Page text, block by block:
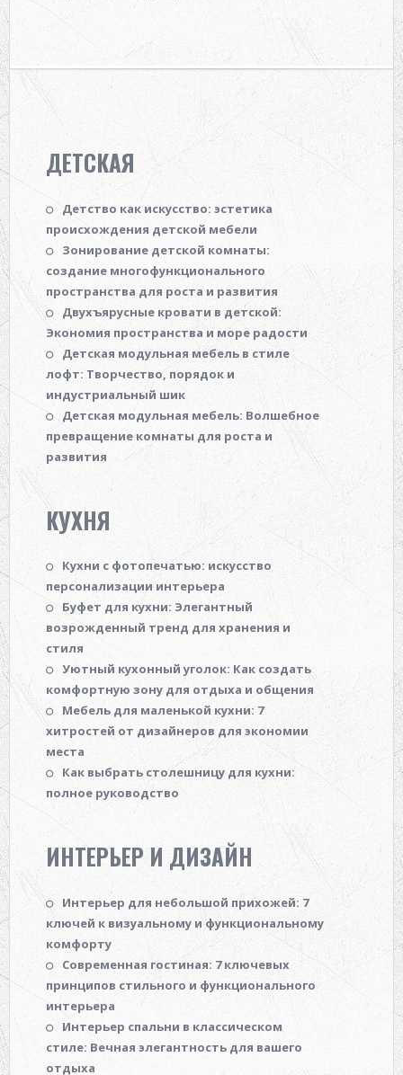
ДЕТСКАЯ
Детство как искусство: эстетика
происхождения детской мебели
Зонирование детской комнаты:
создание многофункционального
пространства для роста и развития
Двухъярусные кровати в детской:
Экономия пространства и море радости
Детская модульная мебель в стиле
лофт: Творчество, порядок и
индустриальный шик
Детская модульная мебель: Волшебное
превращение комнаты для роста и
развития
КУХНЯ
Кухни с фотопечатью: искусство
персонализации интерьера
Буфет для кухни: Элегантный
возрожденный тренд для хранения и
стиля
Уютный кухонный уголок: Как создать
комфортную зону для отдыха и общения
Мебель для маленькой кухни: 7
хитростей от дизайнеров для экономии
места
Как выбрать столешницу для кухни:
полное руководство
ИНТЕРЬЕР И ДИЗАЙН
Интерьер для небольшой прихожей: 7
ключей к визуальному и функциональному
комфорту
Современная гостиная: 7 ключевых
принципов стильного и функционального
интерьера
Интерьер спальни в классическом
стиле: Вечная элегантность для вашего
отдыха